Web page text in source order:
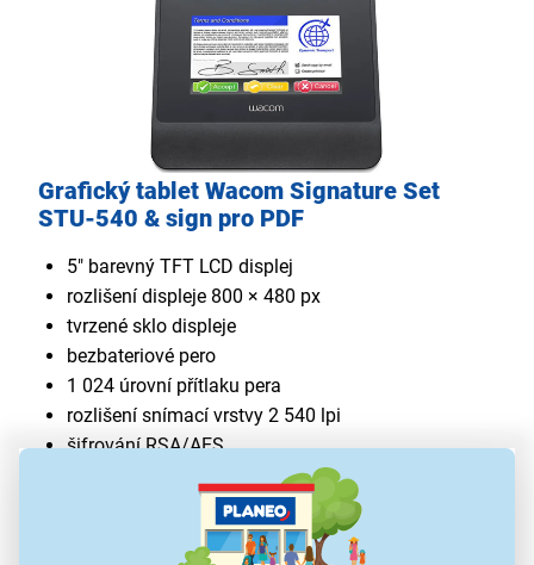
Grafický tablet Wacom Signature Set
STU-540 & sign pro PDF
5" barevný TFT LCD displej
rozlišení displeje 800 × 480 px
tvrzené sklo displeje
bezbateriové pero
1 024 úrovní přítlaku pera
rozlišení snímací vrstvy 2 540 lpi
šifrování RSA/AES
rozměry 163 × 157 mm